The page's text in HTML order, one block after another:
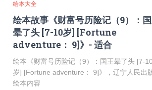
绘本大全
绘本故事《财富号历险记（9）：
晕了头 [7-10岁] [Fortune
adventure： 9]》- 适合
绘本《财富号历险记（9）：国王晕了头 [7-10
岁] [Fortune adventure： 9]》，辽宁人民出
绘本内容